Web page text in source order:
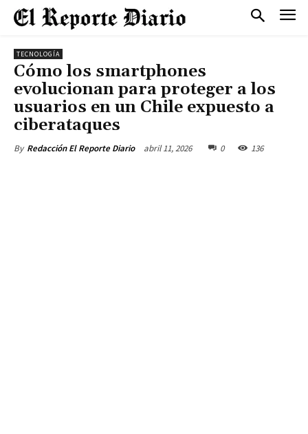
TECNOLOGÍA
Cómo los smartphones
evolucionan para proteger a los
usuarios en un Chile expuesto a
ciberataques
By Redacción El Reporte Diario abril 11, 2026 0 136